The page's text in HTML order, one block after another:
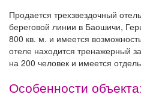
Продается трехзвездочный
береговой линии в Баошичи,
800 кв. м. и имеется
отеле находится тренажерный
на 200 человек и имеется
Особенности объекта: